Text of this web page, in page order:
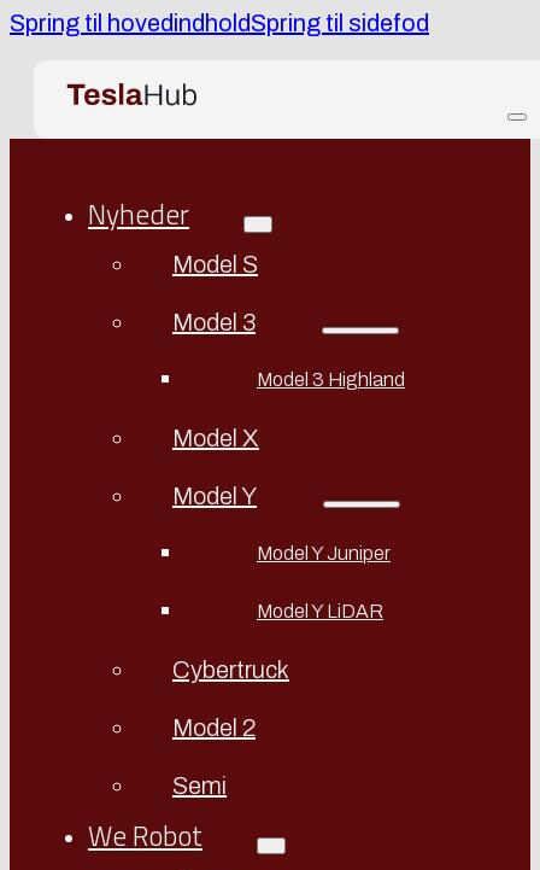
Spring til hovedindholdSpring til sidefod
Nyheder
Model S
Model 3
Model 3 Highland
Model X
Model Y
Model Y Juniper
Model Y LiDAR
Cybertruck
Model 2
Semi
We Robot